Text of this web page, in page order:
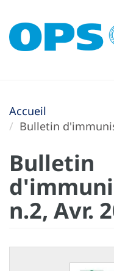
Accueil
Bulletin
Bulletin
n.2, Avr.